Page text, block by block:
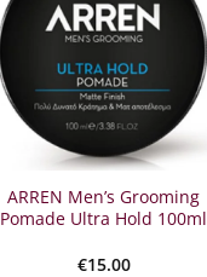
ARREN Men’s Grooming
Pomade Ultra Hold 100ml
€15.00